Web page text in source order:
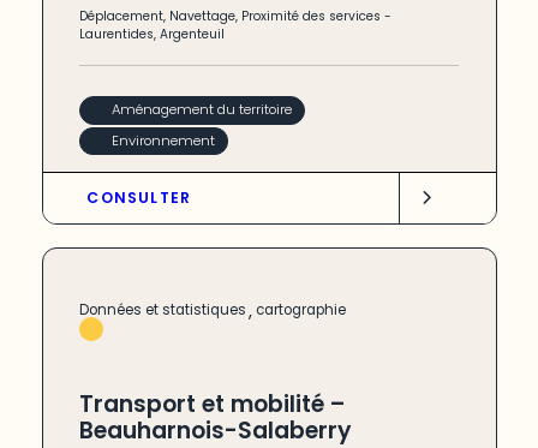
Déplacement, Navettage, Proximité des services -
Laurentides,Argenteuil
Aménagement du territoire
Environnement
CONSULTER
Données et statistiques, cartographie
Transport et mobilité –
Beauharnois-Salaberry